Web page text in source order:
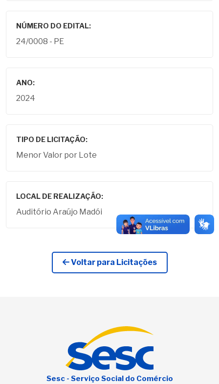
NÚMERO DO EDITAL:
24/0008 - PE
ANO:
2024
TIPO DE LICITAÇÃO:
Menor Valor por Lote
LOCAL DE REALIZAÇÃO:
Auditório Araújo Madói
Voltar para Licitações
Sesc - Serviço Social do Comércio